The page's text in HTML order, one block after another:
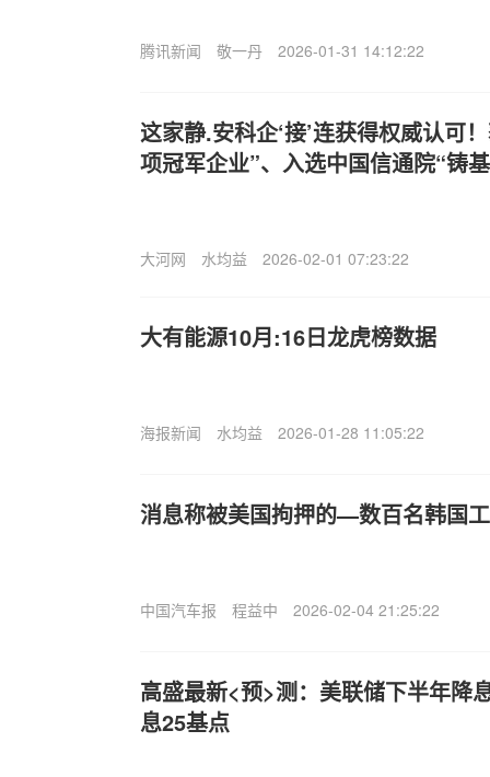
腾讯新闻 敬一丹 2026-01-31 14:12:22
这家静.安科企‘接’连获得权威认可
项冠军企业”、入选中国信通院“
大河网 水均益 2026-02-01 07:23:22
大有能源10月:16日龙虎榜数据
海报新闻 水均益 2026-01-28 11:05:22
消息称被美国拘押的—数百名韩国
中国汽车报 程益中 2026-02-04 21:25:22
高盛最新<预>测：美联储下半年降
息25基点